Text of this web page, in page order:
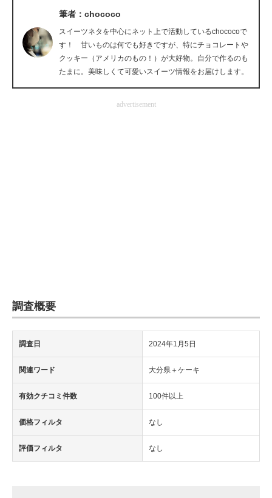
ITエンジニア向け専門サイト
企業向けIT製品の総合サイト
IT製品の技術・比較・事例
筆者：chococo
スイーツネタを中心にネット上で活動しているchococoで
す！ 甘いものは何でも好きですが、特にチョコレートや
クッキー（アメリカのもの！）が大好物。自分で作るのも
たまに。美味しくて可愛いスイーツ情報をお届けします。
advertisement
調査概要
調査日 2024年1月5日
関連ワード 大分県＋ケーキ
有効クチコミ件数 100件以上
価格フィルタ なし
評価フィルタ なし